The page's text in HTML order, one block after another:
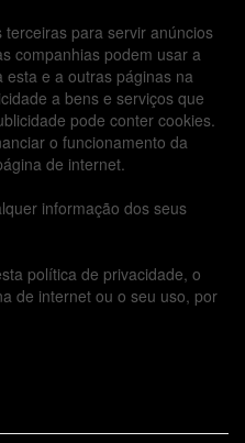
terceiras para servir anúncios
companhias podem usar a
e a outras páginas na
a bens e serviços que
pode conter cookies.
o funcionamento da
de internet.
informação dos seus
política de privacidade, o
de internet ou o seu uso, por